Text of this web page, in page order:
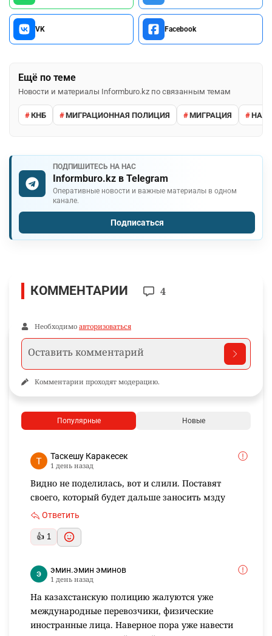
VK Facebook
Ещё по теме
Новости и материалы Informburo.kz по связанным темам
КНБ МИГРАЦИОННАЯ ПОЛИЦИЯ МИГРАЦИЯ
ПОДПИШИТЕСЬ НА НАС
Informburo.kz в Telegram
Оперативные новости и важные материалы в одном
канале.
Подписаться
КОММЕНТАРИИ 4
Необходимо авторизоваться
Комментарии проходят модерацию.
Популярные Новые
Таскешу Каракесек
1 день назад
Видно не поделилась, вот и слили. Поставят
своего, который будет дальше заносить мзду
Ответить
👍 1
эмин.эмин эминов
1 день назад
На казахстанскую полицию жалуются уже
международные перевозчики, физические
иностранные лица. Наверное пора уже навести